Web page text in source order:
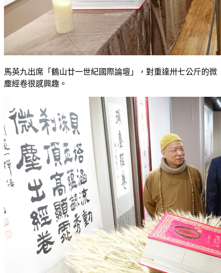
馬英九出席「鶴山廿一世紀國際論壇」，對重達卅七公斤的微
塵經卷很感興趣。